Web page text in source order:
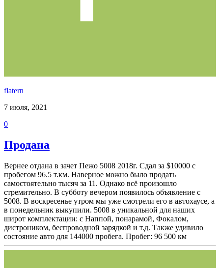
flatern
7 июля, 2021
0
Продана
Вернее отдана в зачет Пежо 5008 2018г. Сдал за $10000 с
пробегом 96.5 т.км. Наверное можно было продать
самостоятельно тысяч за 11. Однако всё произошло
стремительно. В субботу вечером появилось объявление с
5008. В воскресенье утром мы уже смотрели его в автохаусе, а
в понедельник выкупили. 5008 в уникальной для наших
широт комплектации: с Наппой, понарамой, Фокалом,
дистроником, беспроводной зарядкой и т.д. Также удивило
состояние авто для 144000 пробега. Пробег: 96 500 км